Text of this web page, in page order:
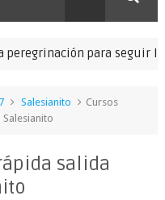
para seguir las
Salesianito
Cursos
salida